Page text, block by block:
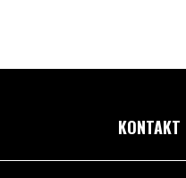
KONTAKT